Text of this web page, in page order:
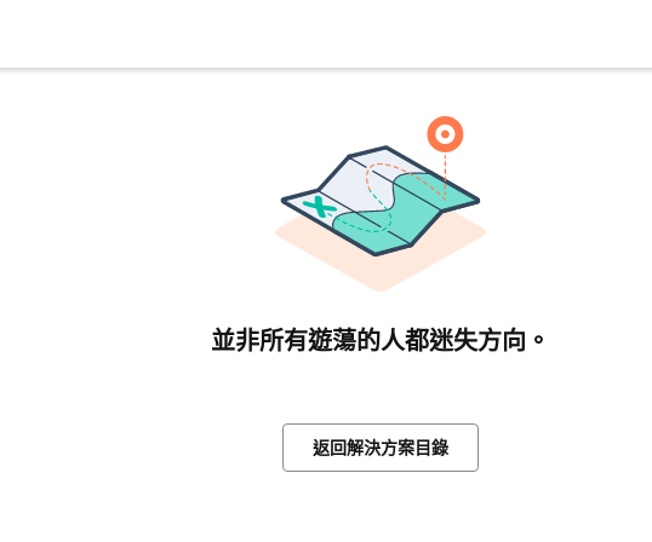
並非所有遊蕩的人都迷失方向。
返回解決方案目錄